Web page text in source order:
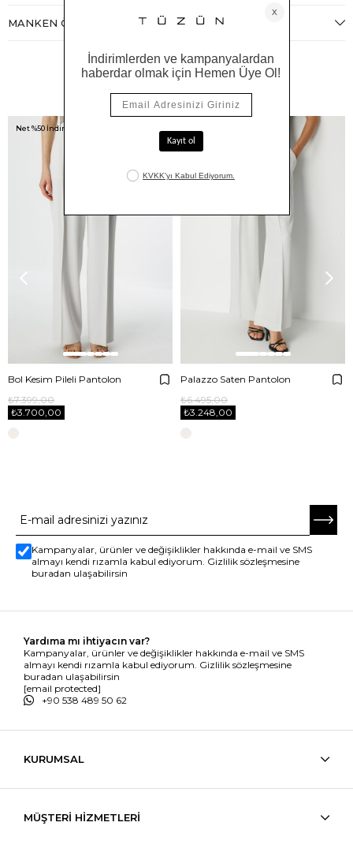
MANKEN ÖLÇÜLERI
Benzer Ürünler
Bol Kesim Pileli Pantolon
₺3.700,00
₺7.399,00
Net %50 İndirim!
Palazzo Saten Pantolon
₺3.248,00
₺6.495,00
Kampanyalar, ürünler ve değişiklikler hakkında e-mail ve SMS
almayı kendi rızamla kabul ediyorum. Gizlilik sözleşmesine
buradan ulaşabilirsin
Yardıma mı ihtiyacın var?
Kampanyalar, ürünler ve değişiklikler hakkında e-mail ve SMS
almayı kendi rızamla kabul ediyorum. Gizlilik sözleşmesine
buradan ulaşabilirsin
[email protected]
+90 538 489 50 62
KURUMSAL
MÜŞTERİ HİZMETLERİ